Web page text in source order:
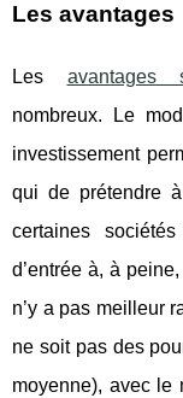
Les avantages
Les avantages
nombreux. Le
investissement
qui de prétendre
certaines
d’entrée à, à
n’y a pas meilleur
ne soit pas des
moyenne), avec le